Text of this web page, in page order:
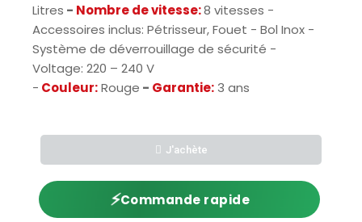
Litres - Nombre de vitesse:8 vitesses -
Accessoires inclus: Pétrisseur, Fouet - Bol Inox -
Système de déverrouillage de sécurité -
Voltage: 220 – 240 V
- Couleur:Rouge - Garantie:3 ans
J'achète
⚡Commande rapide